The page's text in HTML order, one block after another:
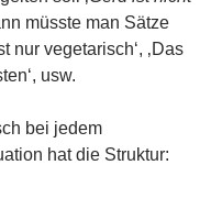
müsste man Sätze
nur vegetarisch‘, ‚Das
usw.
bei jedem
hat die Struktur: